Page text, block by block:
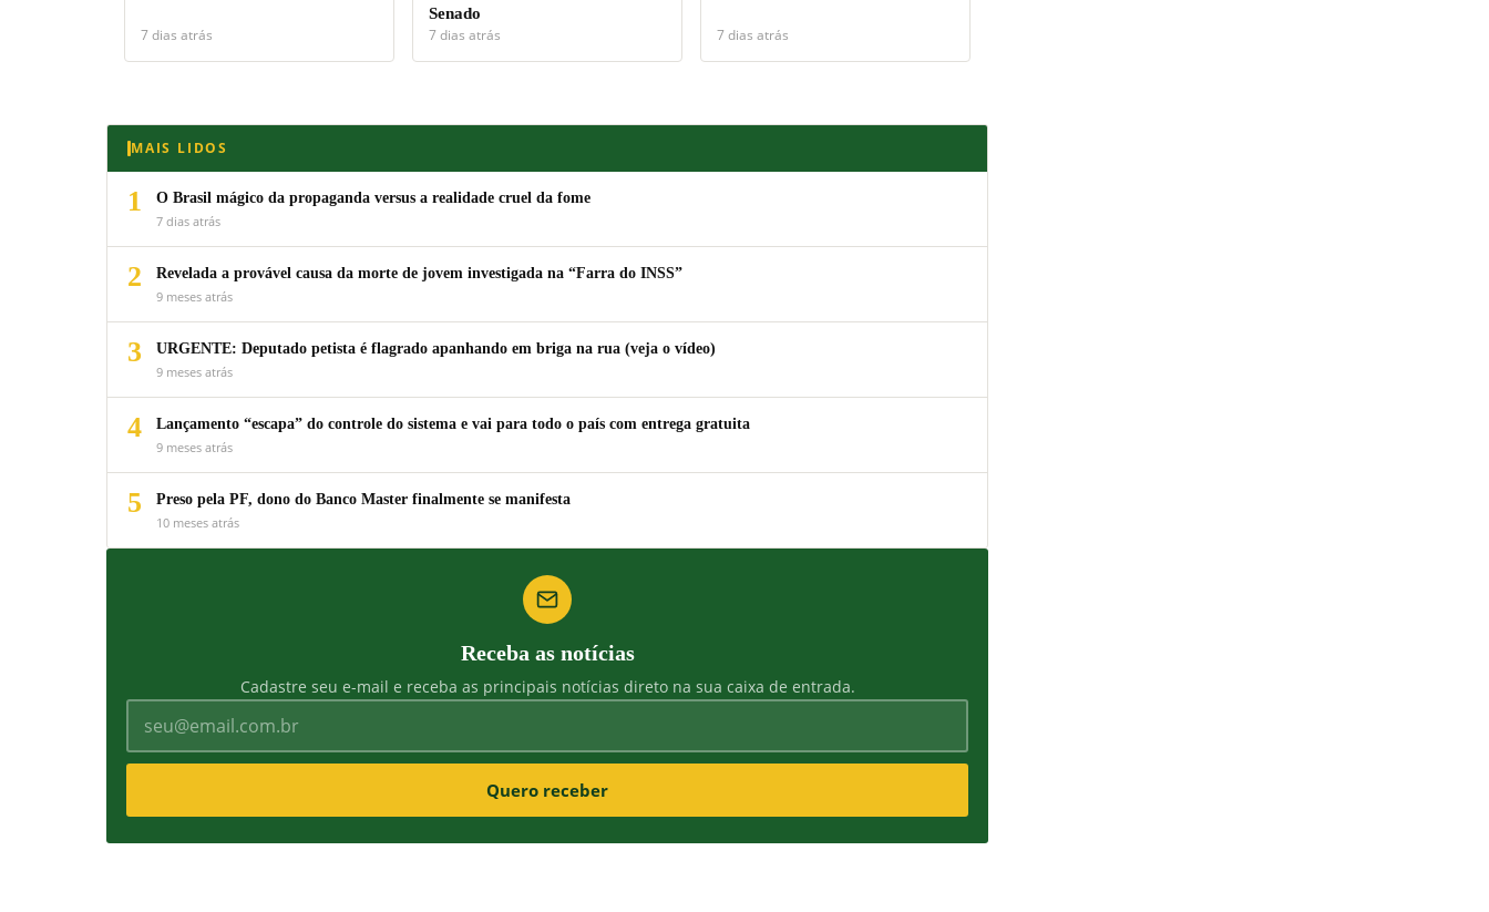
7 dias atrás
Senado
7 dias atrás 7 dias atrás
MAIS LIDOS
1
O Brasil mágico da propaganda versus a realidade cruel da fome
7 dias atrás
2
Revelada a provável causa da morte de jovem investigada na “Farra do INSS”
9 meses atrás
3
URGENTE: Deputado petista é flagrado apanhando em briga na rua (veja o vídeo)
9 meses atrás
4
Lançamento “escapa” do controle do sistema e vai para todo o país com entrega gratuita
9 meses atrás
5
Preso pela PF, dono do Banco Master finalmente se manifesta
10 meses atrás
Receba as notícias
Cadastre seu e-mail e receba as principais notícias direto na sua caixa de entrada.
Quero receber